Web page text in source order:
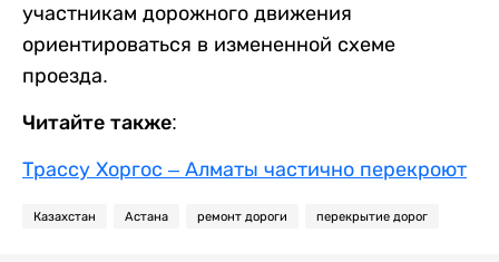
участникам дорожного движения
ориентироваться в измененной схеме
проезда.
Читайте также:
Трассу Хоргос – Алматы частично перекроют
Казахстан Астана ремонт дороги перекрытие дорог